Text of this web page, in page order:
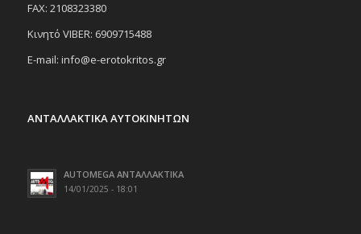
FAX: 2108323380
Κινητό VIBER: 6909715488
E-mail: info@e-erotokritos.gr
ΑΝΤΑΛΛΑΚΤΙΚΑ ΑΥΤΟΚΙΝΗΤΩΝ
AUTOMEGA ΑΝΤΑΛΛΑΚΤΙΚΑ
14/01/2025 - 18:01